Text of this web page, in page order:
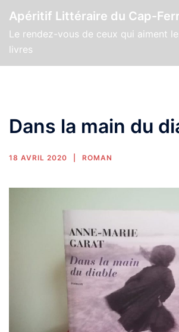
Apéritif Littéraire du Cap-
Le rendez-vous de ceux qui aiment
livres
Dans la main du
18 AVRIL 2020 ROMAN